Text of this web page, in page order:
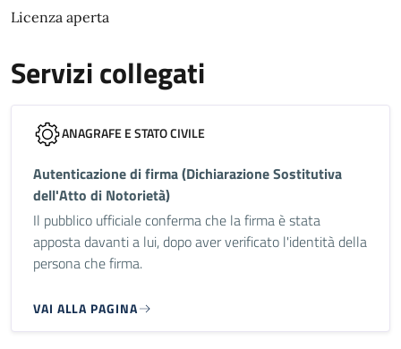
Licenza aperta
Servizi collegati
ANAGRAFE E STATO CIVILE
Autenticazione di firma (Dichiarazione Sostitutiva
dell'Atto di Notorietà)
Il pubblico ufficiale conferma che la firma è stata
apposta davanti a lui, dopo aver verificato l'identità della
persona che firma.
VAI ALLA PAGINA